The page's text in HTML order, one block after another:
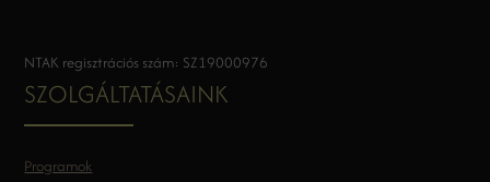
NTAK regisztrációs szám: SZ19000976
SZOLGÁLTATÁSAINK
Programok